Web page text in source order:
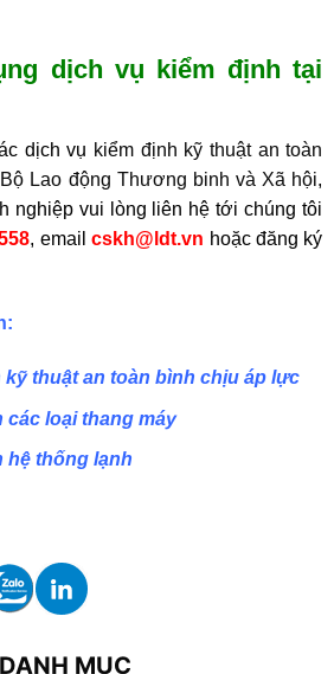
dịch vụ kiểm định tại
dịch vụ kiểm định kỹ thuật an toàn
Lao động Thương binh và Xã hội,
nghiệp vui lòng liên hệ tới chúng tôi
, emailcskh@ldt.vn hoặc đăng ký
thuật an toàn bình chịu áp lực
các loại thang máy
hệ thống lạnh
chi tiết
Xem chi tiếtXem chi tiết
MỤC